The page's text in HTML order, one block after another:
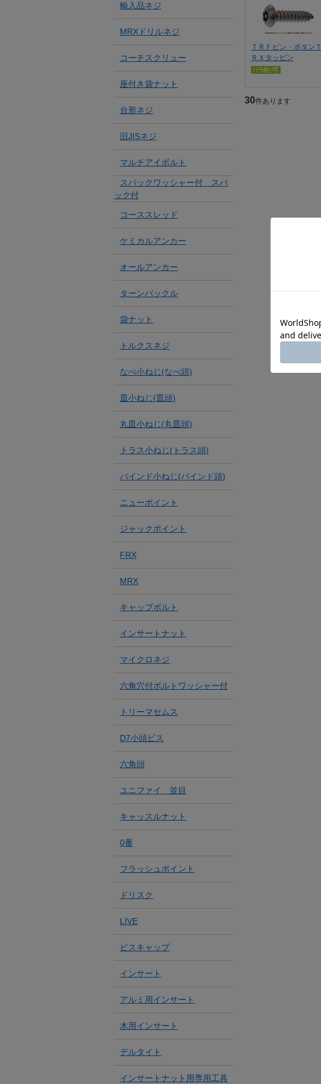
輸入品ネジ
MRXドリルネジ
コーチスクリュー
座付き袋ナット
台形ネジ
旧JISネジ
マルチアイボルト
スパックワッシャー付 スパ
ック付
コーススレッド
ケミカルアンカー
オールアンカー
ターンバックル
袋ナット
トルクスネジ
なべ小ねじ(なべ頭)
皿小ねじ(皿頭)
丸皿小ねじ(丸皿頭)
トラス小ねじ(トラス頭)
バインド小ねじ(バインド頭)
ニューポイント
ジャックポイント
FRX
MRX
キャップボルト
インサートナット
マイクロネジ
六角穴付ボルトワッシャー付
トリーマセムス
D7小頭ビス
六角頭
ユニファイ 並目
キャッスルナット
0番
フラッシュポイント
ドリスク
LIVE
ビスキャップ
インサート
アルミ用インサート
木用インサート
デルタイト
インサートナット用専用工具
ＴＲＦピン・ボタンＴ
ＲＸタッピン
30件あります